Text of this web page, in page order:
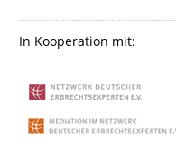
In Kooperation mit: